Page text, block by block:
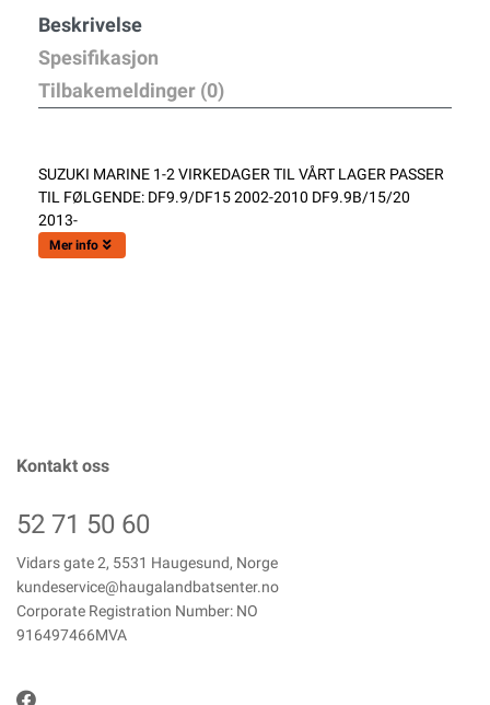
Beskrivelse
Spesifikasjon
Tilbakemeldinger (0)
SUZUKI MARINE 1-2 VIRKEDAGER TIL VÅRT LAGER PASSER
TIL FØLGENDE: DF9.9/DF15 2002-2010 DF9.9B/15/20
2013-
Mer info
Kontakt oss
52 71 50 60
Vidars gate 2, 5531 Haugesund, Norge
kundeservice@haugalandbatsenter.no
Corporate Registration Number: NO
916497466MVA